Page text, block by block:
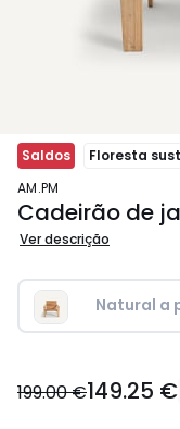
Saldos
Floresta
AM.PM
Cadeirão de
Ver descrição
Natural a
€
199.00 €149.25 €